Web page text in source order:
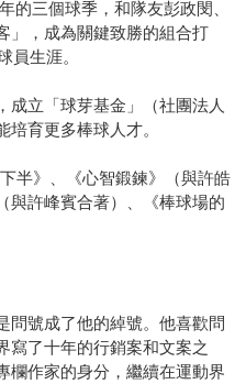
的三個球季，和隊友彭政閔、
」，成為關鍵致勝的組合打
員生涯。
成立「球芽基金」（社團法人
育更多棒球人才。
半》、《心智鍛鍊》（與許皓
與許峰賓合著）、《棒球場的
問號成了他的綽號。他喜歡問
寫了十年的行銷案和文案之
欄作家的身分，繼續在運動界